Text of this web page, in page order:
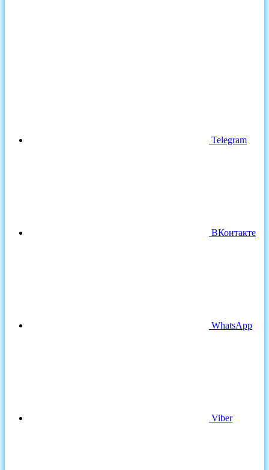
Telegram
ВКонтакте
WhatsApp
Viber